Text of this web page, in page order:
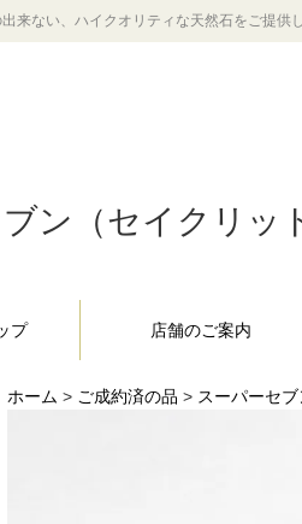
来ない、ハイクオリティな天然石をご提供し
ン（セイクリ
プ 店舗のご案内
ホーム > ご成約済の品 > スーパーセブ